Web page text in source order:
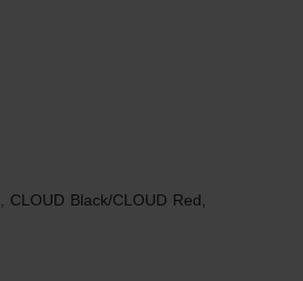
, CLOUD Black/CLOUD Red,